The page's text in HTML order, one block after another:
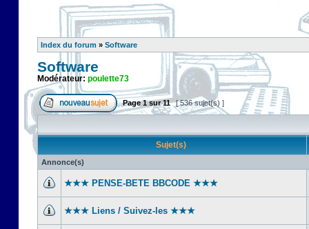
Index du forum » Software
Software
Modérateur: poulette73
Page1sur11 [ 536 sujet(s) ]
Sujet(s)
Annonce(s)
★★★ PENSE-BETE BBCODE ★★★
★★★ Liens / Suivez-les ★★★